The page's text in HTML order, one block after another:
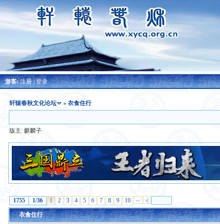
游客:注册|登录
轩辕春秋文化论坛 » 衣食住行
版主: 麒麟子
1755 1/36 1 2 3 4 5 6 7 8 9 10 ›› ›|
衣食住行